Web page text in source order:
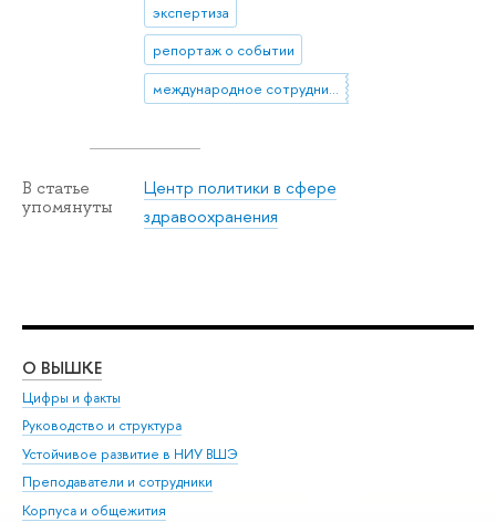
экспертиза
репортаж о событии
международное сотрудничество
В статье
упомянуты
Центр политики в сфере
здравоохранения
О ВЫШКЕ
Цифры и факты
Руководство и структура
Устойчивое развитие в НИУ ВШЭ
Преподаватели и сотрудники
Корпуса и общежития